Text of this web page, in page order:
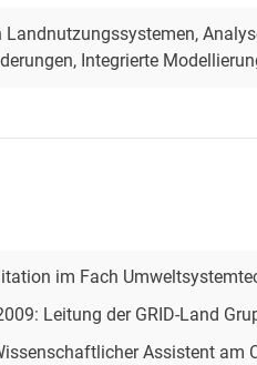
Integrierte
im Fach
Leitung der GRID-Land
Assistent am